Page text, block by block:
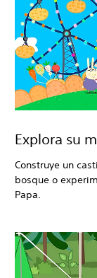
Explora su
Construye un
bosque o
Papa.